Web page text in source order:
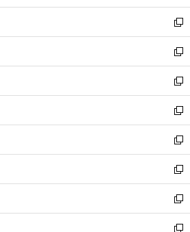
開
く
ウ
で
開
く
ン
ド
ウ
で
開
く
新
し
い
ウ
ィ
ン
ド
ウ
で
開
く
新
し
い
ウ
ィ
ン
ド
ウ
で
開
く
新
し
い
ウ
ィ
ン
ド
ウ
で
開
く
新
し
い
ウ
ィ
ン
ド
ウ
で
新
し
い
ウ
ィ
ン
ド
新
し
い
ウ
ィ
新
し